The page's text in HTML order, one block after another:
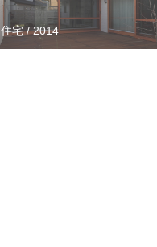
住宅 / 2014